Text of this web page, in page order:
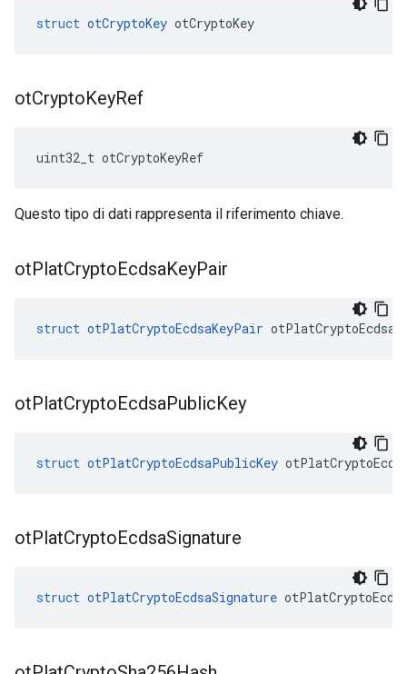
struct otCryptoKey otCryptoKey
otCryptoKeyRef
uint32_t otCryptoKeyRef
Questo tipo di dati rappresenta il riferimento chiave.
otPlatCryptoEcdsaKeyPair
struct otPlatCryptoEcdsaKeyPair
otPlatCryptoEcdsaPublicKey
struct otPlatCryptoEcdsaPublicKey
otPlatCryptoEcdsaSignature
struct otPlatCryptoEcdsaSignature